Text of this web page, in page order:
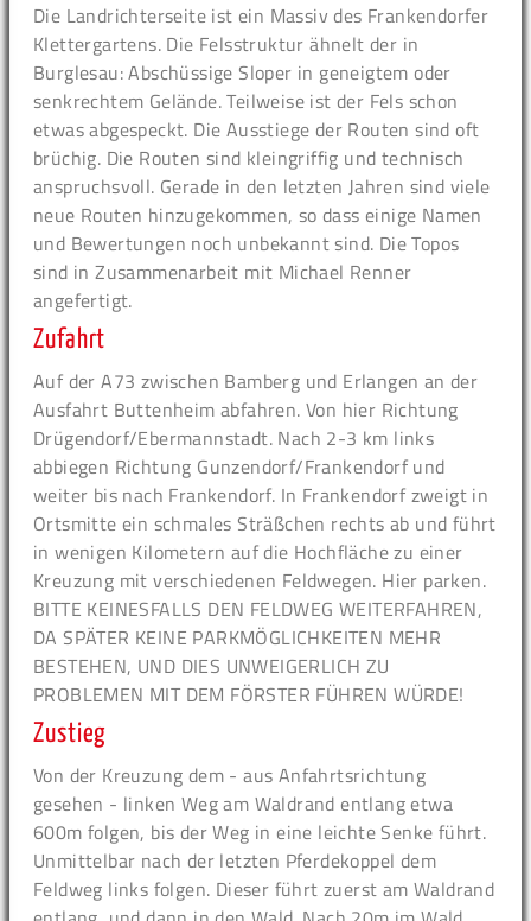
Die Landrichterseite ist ein Massiv des Frankendorfer
Klettergartens. Die Felsstruktur ähnelt der in
Burglesau: Abschüssige Sloper in geneigtem oder
senkrechtem Gelände. Teilweise ist der Fels schon
etwas abgespeckt. Die Ausstiege der Routen sind oft
brüchig. Die Routen sind kleingriffig und technisch
anspruchsvoll. Gerade in den letzten Jahren sind viele
neue Routen hinzugekommen, so dass einige Namen
und Bewertungen noch unbekannt sind. Die Topos
sind in Zusammenarbeit mit Michael Renner
angefertigt.
Zufahrt
Auf der A73 zwischen Bamberg und Erlangen an der
Ausfahrt Buttenheim abfahren. Von hier Richtung
Drügendorf/Ebermannstadt. Nach 2-3 km links
abbiegen Richtung Gunzendorf/Frankendorf und
weiter bis nach Frankendorf. In Frankendorf zweigt in
Ortsmitte ein schmales Sträßchen rechts ab und führt
in wenigen Kilometern auf die Hochfläche zu einer
Kreuzung mit verschiedenen Feldwegen. Hier parken.
BITTE KEINESFALLS DEN FELDWEG WEITERFAHREN,
DA SPÄTER KEINE PARKMÖGLICHKEITEN MEHR
BESTEHEN, UND DIES UNWEIGERLICH ZU
PROBLEMEN MIT DEM FÖRSTER FÜHREN WÜRDE!
Zustieg
Von der Kreuzung dem - aus Anfahrtsrichtung
gesehen - linken Weg am Waldrand entlang etwa
600m folgen, bis der Weg in eine leichte Senke führt.
Unmittelbar nach der letzten Pferdekoppel dem
Feldweg links folgen. Dieser führt zuerst am Waldrand